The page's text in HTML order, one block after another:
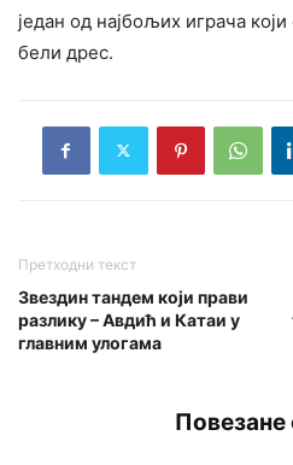
један од најбољих играча
бели дрес.
Претходни текст
Звездин тандем који прави
разлику – Авдић и Катаи у
главним улогама
Повезане